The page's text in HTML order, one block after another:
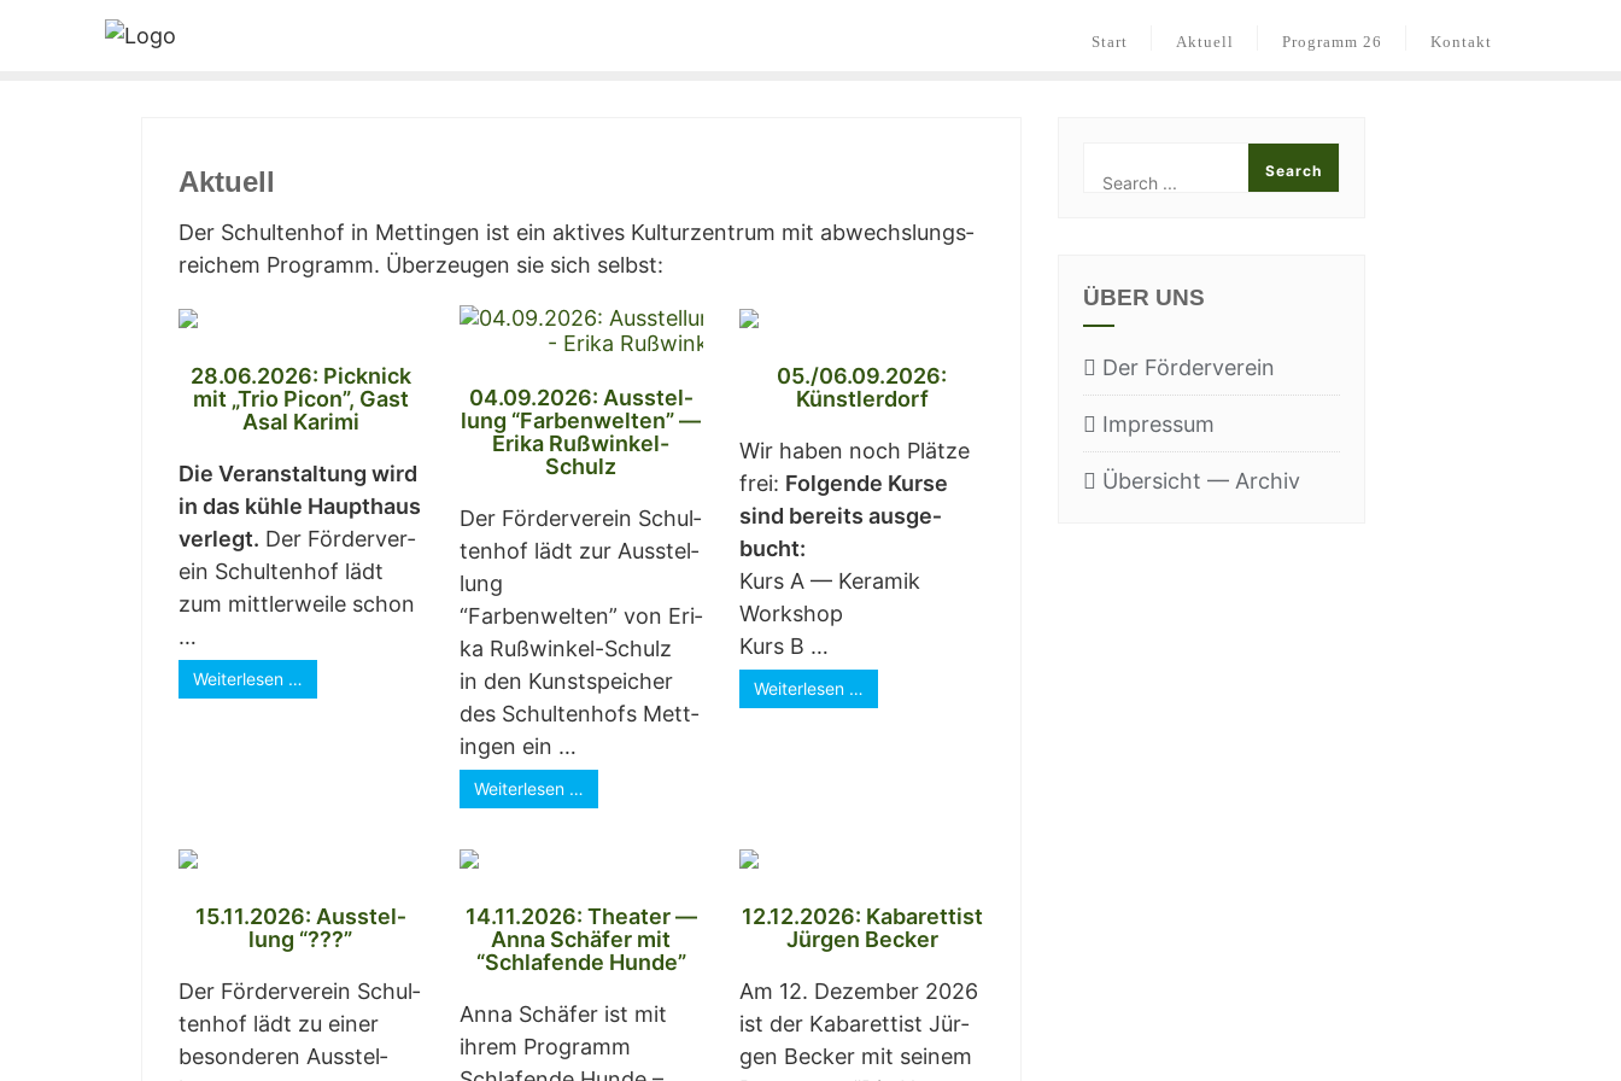
Start Aktu­ell Pro­gramm 26 Kon­takt
Aktu­ell
Der Schul­ten­hof in Mett­in­gen ist ein akti­ves Kul­tur­zen­trum mit abwechs­lungs­
rei­chem Pro­gramm. Über­zeu­gen sie sich selbst:
28.06.2026: Pick­nick
mit „Trio Picon”, Gast
Asal Karimi
Die Ver­an­stal­tung wird
in das küh­le Haupt­haus
ver­legt. Der För­der­ver­
ein Schul­ten­hof lädt
zum mitt­ler­wei­le schon
…
Wei­ter­le­sen …
04.09.2026: Aus­stel­
lung “Far­ben­wel­ten” —
Eri­ka Rußwinkel-
Schulz
Der För­der­ver­ein Schul­
ten­hof lädt zur Aus­stel­
lung
“Far­ben­wel­ten” von Eri­
ka Ruß­win­kel-Schulz
in den Kunst­spei­cher
des Schul­ten­hofs Mett­
in­gen ein …
Wei­ter­le­sen …
05./06.09.2026:
Künst­ler­dorf
Wir haben noch Plät­ze
frei: Fol­gen­de Kur­se
sind bereits aus­ge­
bucht:
Kurs A — Kera­mik
Work­shop
Kurs B …
Wei­ter­le­sen …
15.11.2026: Aus­stel­
lung “???”
Der För­der­ver­ein Schul­
ten­hof lädt zu einer
beson­de­ren Aus­stel­
14.11.2026: Thea­ter —
Anna Schä­fer mit
“Schla­fen­de Hunde”
Anna Schä­fer ist mit
ihrem Pro­gramm
12.12.2026: Kaba­ret­tist
Jür­gen Becker
Am 12. Dezem­ber 2026
ist der Kaba­ret­tist Jür­
gen Becker mit sei­nem
ÜBER UNS
Der För­der­ver­ein
Impres­sum
Über­sicht — Archiv